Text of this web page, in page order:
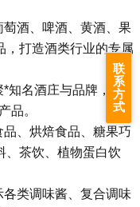
酒、啤酒、黄酒、果
，打造酒类行业的专属
名酒庄与品牌，展
品。
、烘焙食品、糖果巧
、茶饮、植物蛋白饮
类调味酱、复合调味
联
系
方
式